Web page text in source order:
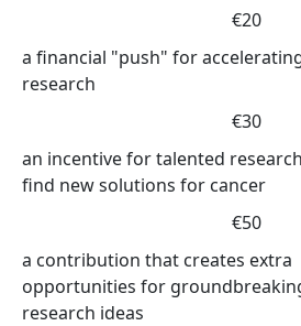
€20
a financial "push" for
research
€30
an incentive for talented
find new solutions for cancer
€50
a contribution that creates extra
opportunities for
research ideas